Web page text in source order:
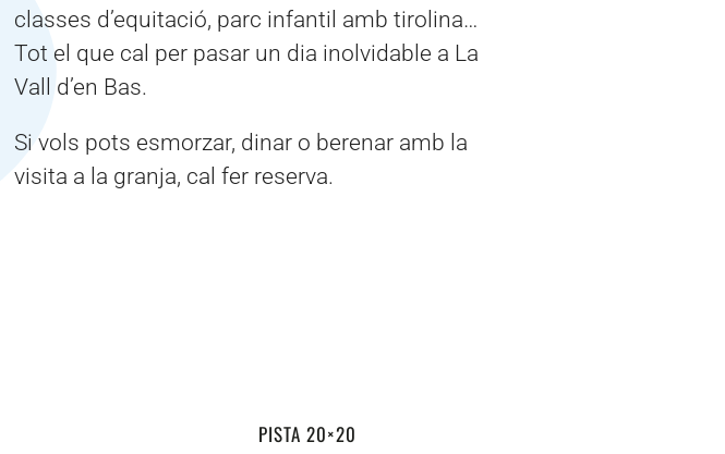
classes d’equitació, parc infantil amb tirolina…
Tot el que cal per pasar un dia inolvidable a La
Vall d’en Bas.
Si vols pots esmorzar, dinar o berenar amb la
visita a la granja, cal fer reserva.
PISTA 20×20